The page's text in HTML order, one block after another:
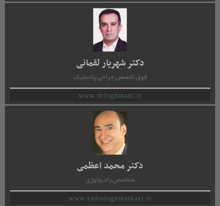
دکتر شهریار لقمانی
فوق تخصص جراحی پلاستیک
www.drloghmani.ir
دکتر محمد اعظمی
متخصص رادیولوژِی
www.radiologymarkazi.ir